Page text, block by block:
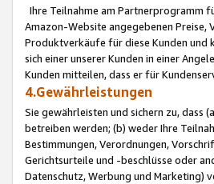
Ihre Teilnahme am Partnerprogramm
Amazon-Website angegebenen Preise,
Produktverkäufe für diese Kunden und
sich einer unserer Kunden in einer
Kunden mitteilen, dass er für
4.Gewährleistungen
Sie gewährleisten und sichern zu, dass
betreiben werden; (b) weder Ihre
Bestimmungen, Verordnungen,
Gerichtsurteile und -beschlüsse oder
Datenschutz, Werbung und Marketing)